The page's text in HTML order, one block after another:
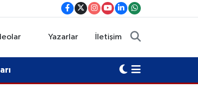
Yazarlar İletişim